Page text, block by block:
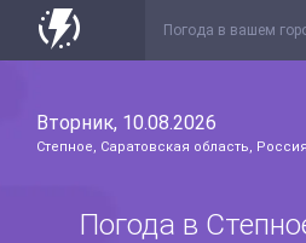
Вторник, 10.08.2026
Степное, Саратовская область, Россия
Погода в